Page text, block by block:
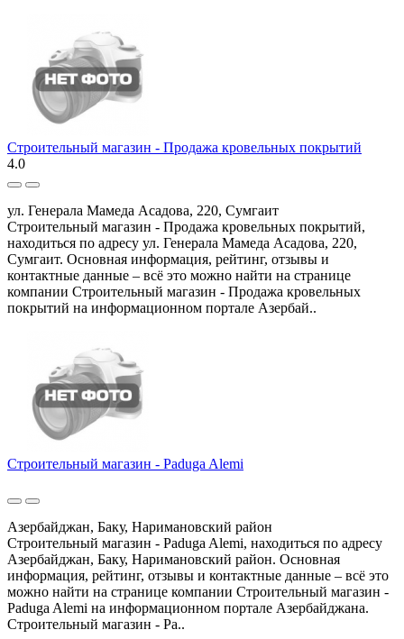
Строительный магазин - Продажа кровельных покрытий
4.0
ул. Генерала Мамеда Асадова, 220, Сумгаит
Строительный магазин - Продажа кровельных покрытий,
находиться по адресу ул. Генерала Мамеда Асадова, 220,
Сумгаит. Основная информация, рейтинг, отзывы и
контактные данные – всё это можно найти на странице
компании Строительный магазин - Продажа кровельных
покрытий на информационном портале Азербай..
Строительный магазин - Paduga Alemi
Азербайджан, Баку, Наримановский район
Строительный магазин - Paduga Alemi, находиться по адресу
Азербайджан, Баку, Наримановский район. Основная
информация, рейтинг, отзывы и контактные данные – всё это
можно найти на странице компании Строительный магазин -
Paduga Alemi на информационном портале Азербайджана.
Строительный магазин - Pa..